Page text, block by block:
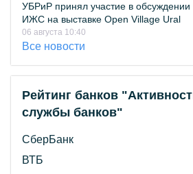
УБРиР принял участие в обсуждении
ИЖС на выставке Open Village Ural
06 августа 10:40
Все новости
Рейтинг банков
службы банков"
СберБанк
ВТБ